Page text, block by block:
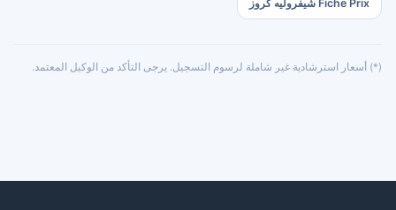
Fiche Prix شيفروليه كروز
(*) أسعار استرشادية غير شاملة لرسوم التسجيل. يرجى التأكد من الوكيل المعتمد.